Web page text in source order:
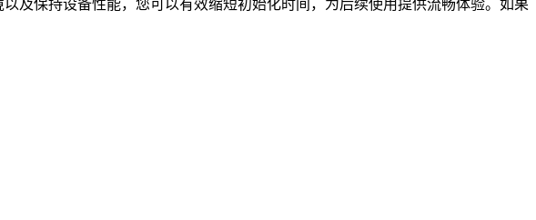
及保持设备性能，您可以有效缩短初始化时间，为后续使用提供流畅体验。如果